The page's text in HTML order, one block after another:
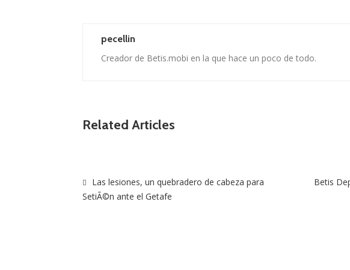
pecellin
Creador de Betis.mobi en la que hace un poco de todo.
Related Articles
Las lesiones, un quebradero de cabeza para
SetiÃ©n ante el Getafe
Betis